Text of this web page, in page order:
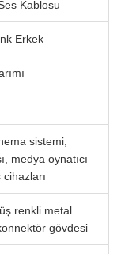
Kablosu
Erkek
sistemi,
medya oynatıcı
renkli metal
gövdesi